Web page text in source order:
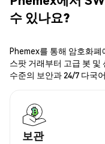
수 있나요?
Phemex를 통해 암호화
스팟 거래부터 고급 봇 및
수준의 보안과 24/7 다국
보관